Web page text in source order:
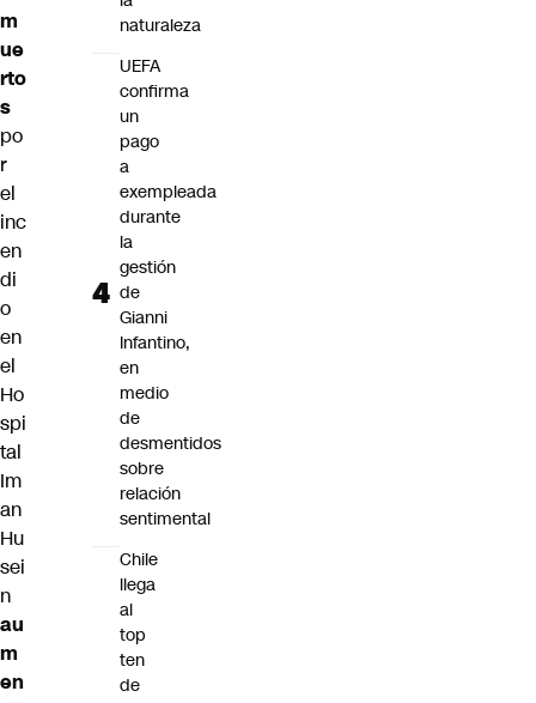
m
ue
rto
s
po
r
el
inc
en
di
o
en
el
Ho
spi
tal
Im
an
Hu
sei
n
au
m
en
naturaleza
UEFA
confirma
un
pago
a
exempleada
durante
la
gestión
de
Gianni
Infantino,
en
medio
de
desmentidos
sobre
relación
sentimental
Chile
llega
al
top
ten
de